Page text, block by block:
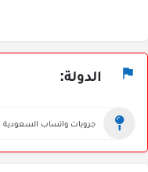
الدولة:
جروبات واتساب السعودية